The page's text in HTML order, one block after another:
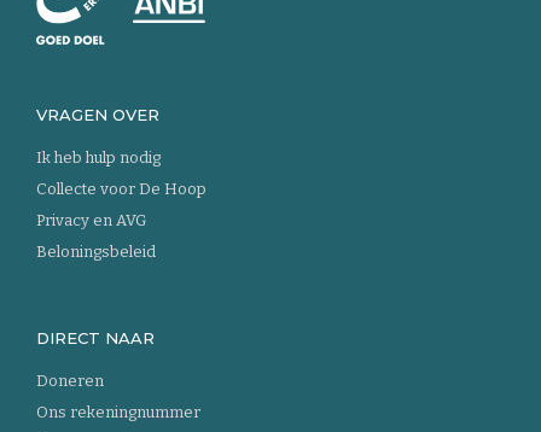
VRAGEN OVER
Ik heb hulp nodig
Collecte voor De Hoop
Privacy en AVG
Beloningsbeleid
DIRECT NAAR
Doneren
Ons rekeningnummer